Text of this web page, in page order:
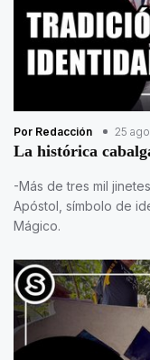
Por Redacción 25
La histórica
-Más de tres mil
Apóstol, símbolo de
Mágico.